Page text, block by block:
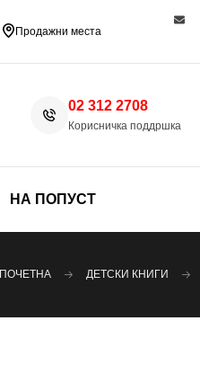
Продажни места
02 312 2708
Корисничка поддршка
НА ПОПУСТ
ПОЧЕТНА ДЕТСКИ КНИГИ